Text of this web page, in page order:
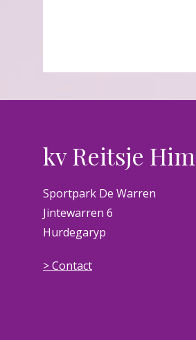
kv Reitsje Him
Sportpark De Warren
Jintewarren 6
Hurdegaryp
> Contact